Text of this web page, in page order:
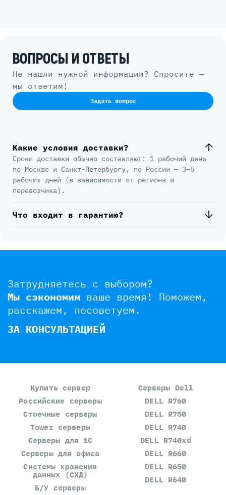
ВОПРОСЫ И ОТВЕТЫ
Не нашли нужной информации? Спросите —
мы ответим!
Задать вопрос
Какие условия доставки?
Сроки доставки обычно составляют: 1 рабочий день
по Москве и Санкт-Петербургу, по России — 3–5
рабочих дней (в зависимости от региона и
перевозчика).
Что входит в гарантию?
Затрудняетесь с выбором?
Мы сэкономим ваше время! Поможем,
расскажем, посоветуем.
ЗА КОНСУЛЬТАЦИЕЙ
Купить сервер
Российские серверы
Стоечные серверы
Tower серверы
Серверы для 1С
Серверы для офиса
Системы хранения
данных (СХД)
Б/У серверы
Серверы Dell
DELL R760
DELL R750
DELL R740
DELL R740xd
DELL R660
DELL R650
DELL R640